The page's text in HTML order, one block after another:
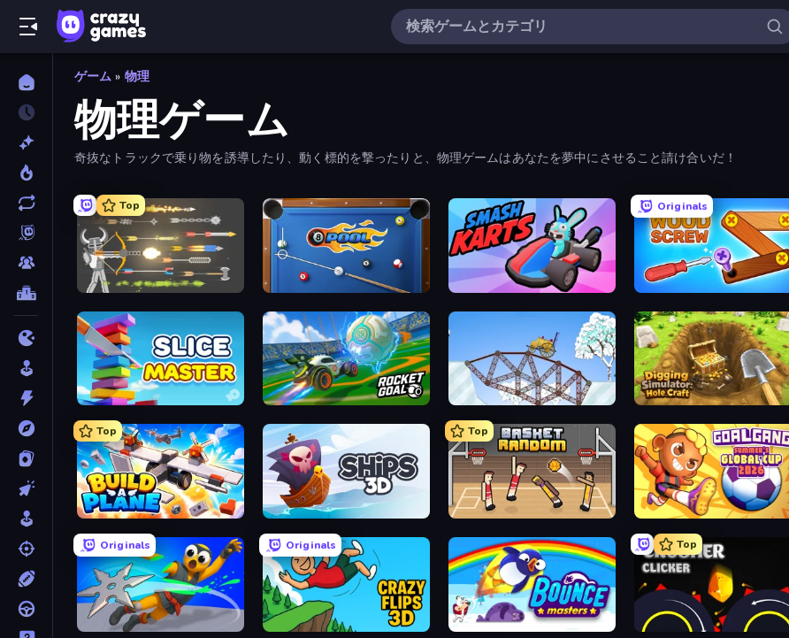
ゲーム » 物理
物理ゲーム
奇抜なトラックで乗り物を誘導したり、動く標的を撃ったりと、物理ゲームはあなたを夢中にさせること請け合いだ！
Top
Ragdoll Archers 8 Ball Pool Smash Karts
Originals
Wood Screw: Bolts Puzzle
Slice Master RocketGoal.io Railway Bridge Digging Simulator: Hole Craft
Top
Build A Plane Ships 3D
Top
Basket Random Goal Gang
Originals
Ninja Swipe Strike
Originals
Crazy Flips 3D Bouncemasters
Top
Crusher Clicker